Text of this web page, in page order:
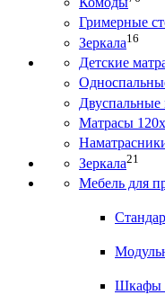
Гримерные
Зеркала16
Детские
Двуспальные
Матрасы
Зеркала21
Мебель для
Шкафы